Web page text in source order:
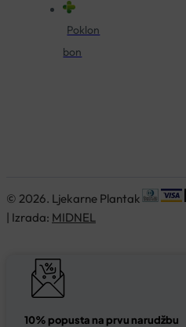
Poklon
bon
© 2026. Ljekarne Plantak
| Izrada: MIDNEL
10% popusta na prvu narudžbu